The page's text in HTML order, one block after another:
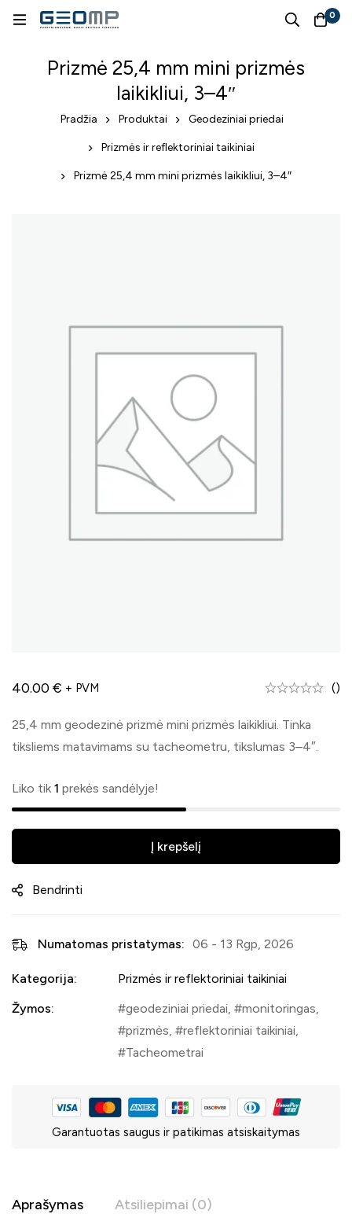
0
Prizmė 25,4 mm mini prizmės
laikikliui, 3–4″
Pradžia Produktai Geodeziniai priedai
Prizmės ir reflektoriniai taikiniai
Prizmė 25,4 mm mini prizmės laikikliui, 3–4″
40.00 € + PVM ()
25,4 mm geodezinė prizmė mini prizmės laikikliui. Tinka
tiksliems matavimams su tacheometru, tikslumas 3–4″.
Liko tik 1 prekės sandėlyje!
Į krepšelį
Bendrinti
Numatomas pristatymas: 06 - 13 Rgp, 2026
Kategorija:
Prizmės ir reflektoriniai taikiniai
Žymos:
geodeziniai priedai monitoringas
prizmės
reflektoriniai taikiniai
Tacheometrai
Garantuotas saugus ir patikimas atsiskaitymas
Aprašymas Atsiliepimai (0)